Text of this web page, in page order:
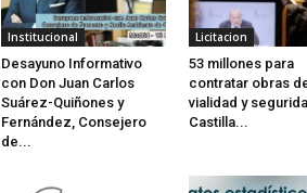
Institucional
Desayuno Informativo
con Don Juan Carlos
Suárez-Quiñones y
Fernández, Consejero
de...
Licitacion
53 millones para
contratar obras
vialidad y
Castilla...